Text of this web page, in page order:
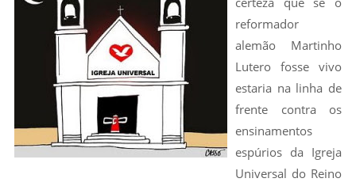
reformador
alemão Martinho
Lutero fosse vivo
estaria na linha de
frente contra os
ensinamentos
espúrios da Igreja
Universal do Reino